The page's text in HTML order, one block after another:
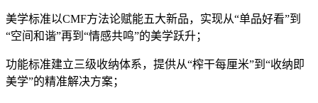
美学标准以CMF方法论赋能五大新品，实现从“单品好看”到
“空间和谐”再到“情感共鸣”的美学跃升；
功能标准建立三级收纳体系，提供从“榨干每厘米”到“收纳即
美学”的精准解决方案；